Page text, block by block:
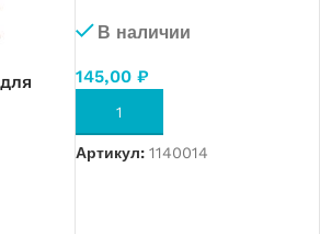
оборудования 16-25 мм2.
В наличии
145,00 ₽
В КОРЗИНУ
Артикул: 1140014